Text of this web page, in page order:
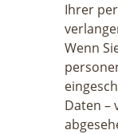
Ihrer
Wenn
Daten –